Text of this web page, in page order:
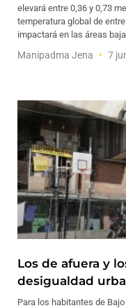
elevará entre 0,36 y 0,73
temperatura global de
impactará en las áreas
Manipadma Jena 7
Los de afuera y
desigualdad
Para los habitantes de